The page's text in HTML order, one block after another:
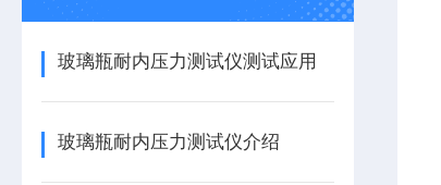
玻璃瓶耐内压力测试仪测试应用
玻璃瓶耐内压力测试仪介绍